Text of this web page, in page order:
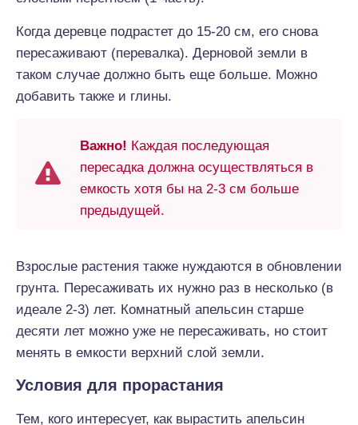
Когда деревце подрастет до 15-20 см, его снова
пересаживают (перевалка). Дерновой земли в
таком случае должно быть еще больше. Можно
добавить также и глины.
Важно! Каждая последующая
пересадка должна осуществляться в
емкость хотя бы на 2-3 см больше
предыдущей.
Взрослые растения также нуждаются в обновлении
грунта. Пересаживать их нужно раз в несколько (в
идеале 2-3) лет. Комнатный апельсин старше
десяти лет можно уже не пересаживать, но стоит
менять в емкости верхний слой земли.
Условия для прорастания
Тем, кого интересует, как вырастить апельсин